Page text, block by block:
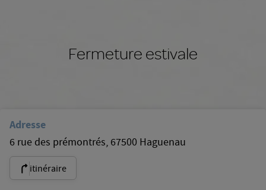
Fermeture estivale
Adresse
6 rue des prémontrés, 67500 Haguenau
itinéraire